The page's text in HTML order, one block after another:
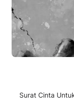
Surat Cinta